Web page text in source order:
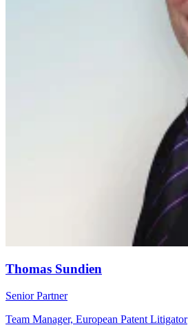
Thomas Sundien
Senior Partner
Team Manager, European Patent Litigator